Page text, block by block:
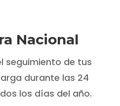
Nacional
seguimiento de tus
durante las 24
los días del año.